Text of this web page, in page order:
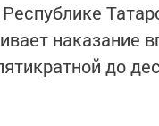
наказание
до